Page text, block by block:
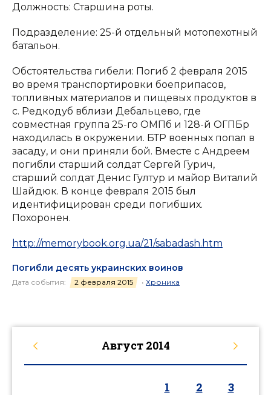
Должность: Старшина роты.
Подразделение: 25-й отдельный мотопехотный
батальон.
Обстоятельства гибели: Погиб 2 февраля 2015
во время транспортировки боеприпасов,
топливных материалов и пищевых продуктов в
с. Редкодуб вблизи Дебальцево, где
совместная группа 25-го ОМПб и 128-й ОГПБр
находилась в окружении. БТР военных попал в
засаду, и они приняли бой. Вместе с Андреем
погибли старший солдат Сергей Гурич,
старший солдат Денис Гултур и майор Виталий
Шайдюк. В конце февраля 2015 был
идентифицирован среди погибших.
Похоронен.
http://memorybook.org.ua/21/sabadash.htm
Погибли десять украинских воинов
Дата события: 2 февраля 2015 • Хроника
Август 2014
1 2
3